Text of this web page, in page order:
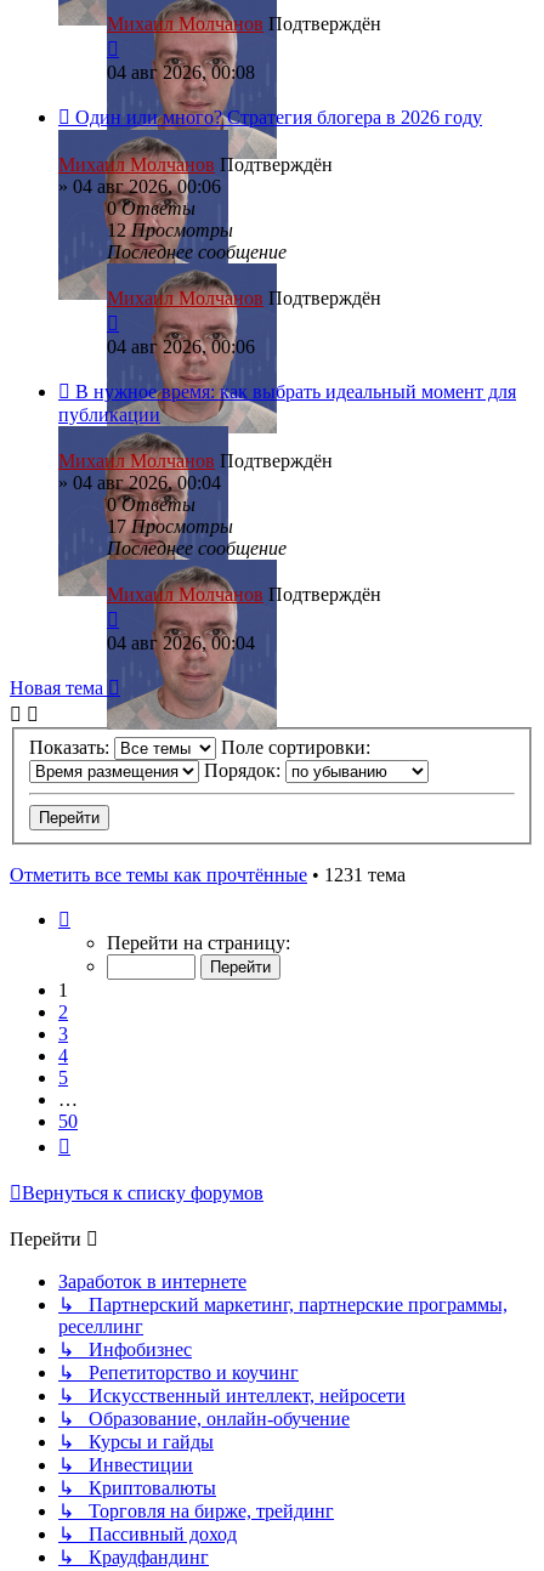
Михаил Молчанов Подтверждён
04 авг 2026, 00:08
Один или много? Стратегия блогера в 2026 году
Михаил Молчанов Подтверждён
» 04 авг 2026, 00:06
0Ответы
12Просмотры
Последнее сообщение
Михаил Молчанов Подтверждён
04 авг 2026, 00:06
В нужное время: как выбрать идеальный момент для
публикации
Михаил Молчанов Подтверждён
» 04 авг 2026, 00:04
0Ответы
17Просмотры
Последнее сообщение
Михаил Молчанов Подтверждён
04 авг 2026, 00:04
Новая тема
Показать:
Поле сортировки:
Порядок:
Отметить все темы как прочтённые • 1231 тема
Перейти на страницу:
1
2
3
4
5
…
50
Вернуться к списку форумов
Перейти
Заработок в интернете
↳ Партнерский маркетинг, партнерские программы,
реселлинг
↳ Инфобизнес
↳ Репетиторство и коучинг
↳ Искусственный интеллект, нейросети
↳ Образование, онлайн-обучение
↳ Курсы и гайды
↳ Инвестиции
↳ Криптовалюты
↳ Торговля на бирже, трейдинг
↳ Пассивный доход
↳ Краудфандинг